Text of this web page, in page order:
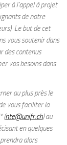
à l’appel à projet
de notre
Le but de cet
vous soutenir dans
des contenus
vos besoins dans
au plus près le
vous faciliter la
(nte@unifr.ch) au
en quelques
alors